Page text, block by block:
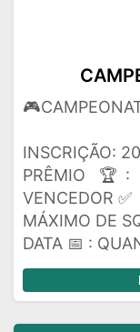
INSCRIÇÃO:
PRÊMIO 🏆:
VENCEDOR ✅
MÁXIMO DE
DATA 📅 :